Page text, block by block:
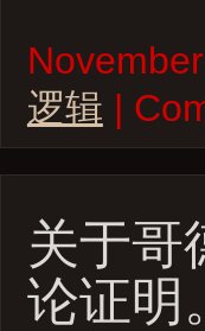
逻辑 |
关于哥
论证明